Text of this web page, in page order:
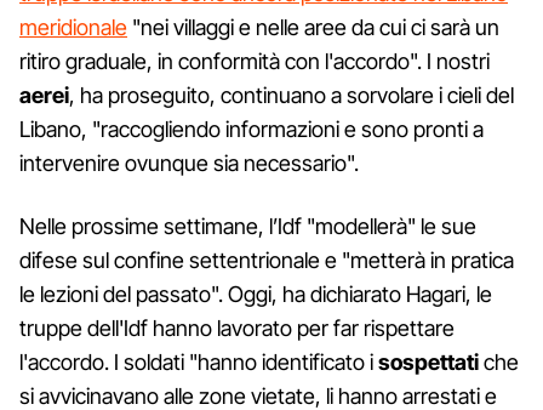
meridionale "nei villaggi e nelle aree da cui ci sarà un
ritiro graduale, in conformità con l'accordo". I nostri
aerei, ha proseguito, continuano a sorvolare i cieli del
Libano, "raccogliendo informazioni e sono pronti a
intervenire ovunque sia necessario".
Nelle prossime settimane, l’Idf "modellerà" le sue
difese sul confine settentrionale e "metterà in pratica
le lezioni del passato". Oggi, ha dichiarato Hagari, le
truppe dell'Idf hanno lavorato per far rispettare
l'accordo. I soldati "hanno identificato isospettatiche
si avvicinavano alle zone vietate, li hanno arrestati e